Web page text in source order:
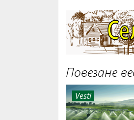
Повезане
Vesti